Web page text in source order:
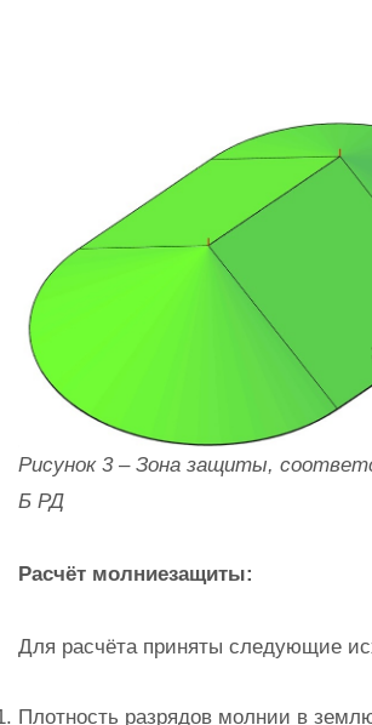
Рисунок 3 – Зона защиты,
Б РД
Расчёт молниезащиты:
Для расчёта приняты следующие
Плотность разрядов молнии в